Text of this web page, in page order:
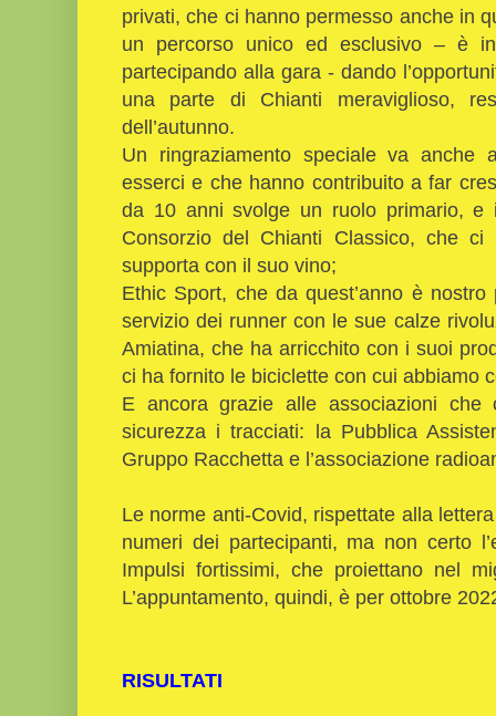
privati, che ci hanno permesso anche in
un percorso unico ed esclusivo – è
partecipando alla gara - dando
una parte di Chianti meraviglioso,
dell’autunno.
Un ringraziamento speciale va anche
esserci e che hanno contribuito a far
da 10 anni svolge un ruolo primario,
Consorzio del Chianti Classico, che
supporta con il suo vino;
Ethic Sport, che da quest’anno è
servizio dei runner con le sue calze
Amiatina, che ha arricchito con i suoi
ci ha fornito le biciclette con cui abbiamo
E ancora grazie alle associazioni
sicurezza i tracciati: la Pubblica
Gruppo Racchetta e l’associazione
Le norme anti-Covid, rispettate alla
numeri dei partecipanti, ma non certo
Impulsi fortissimi, che proiettano nel
L’appuntamento, quindi, è per ottobre
RISULTATI